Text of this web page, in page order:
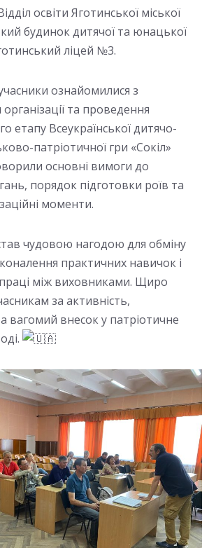
освіти Яготинської міської
будинок дитячої та юнацької
ліцей №3.
ознайомилися з
та проведення
етапу Всеукраїнської дитячо-
патріотичної гри «Сокіл»
основні вимоги до
порядок підготовки роїв та
моменти.
чудовою нагодою для обміну
практичних навичок і
між виховниками. Щиро
за активність,
вагомий внесок у патріотичне